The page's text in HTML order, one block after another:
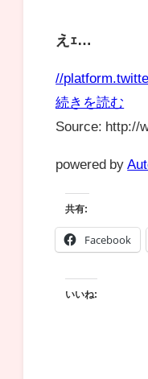
えｪ…
//
続きを読む
Source: http://
powered by
共有:
Facebook
いいね: